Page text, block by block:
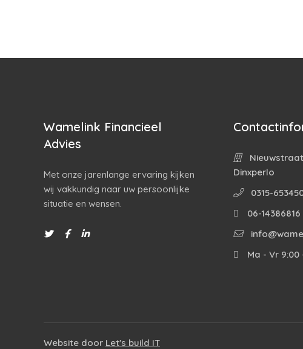
Wamelink Financieel
Advies
Met onze jarenlange ervaring kijken
wij vakkundig naar uw persoonlijke
situatie en wensen.
Nieuwstraat
Dinxperlo
0315-
06-14386816
Ma - Vr 9:00
Website door Let's build IT